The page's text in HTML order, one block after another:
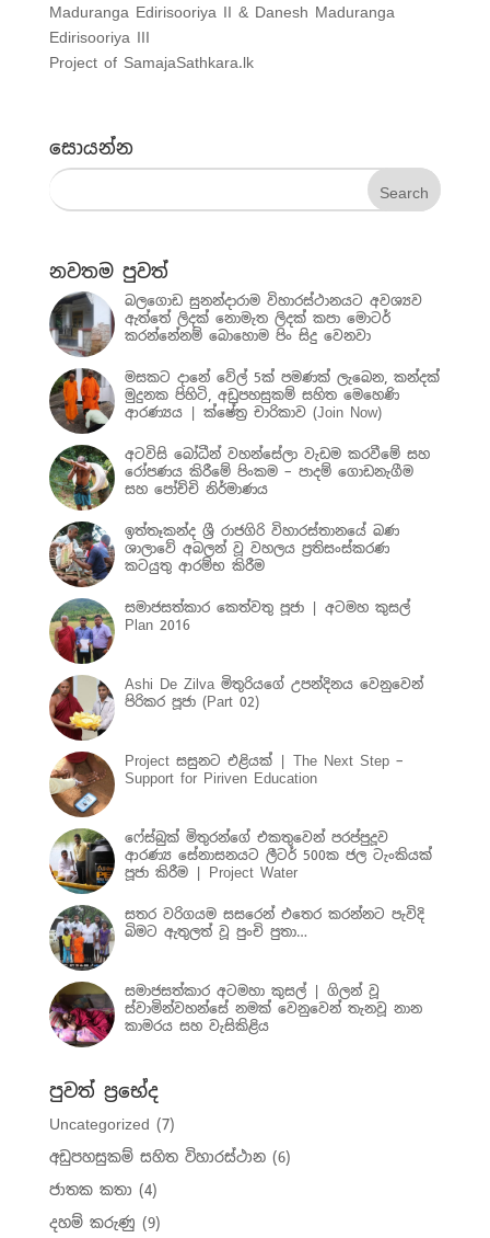
Maduranga Edirisooriya II & Danesh Maduranga
Edirisooriya III
Project of SamajaSathkara.lk
සොයන්න
නවතම පුවත්
බලගොඩ සුනන්දාරාම විහාරස්ථානයට අවශ්‍යව
ඇත්තේ ලිදක් නොමැත ලිදක් කපා මොටර්
කරන්නේනම් බොහොම පිං සිදු වෙනවා
මසකට දානේ වේල් 5ක් පමණක් ලැබෙන, කන්දක්
මුදුනක පිහිටි, අඩුපහසුකම් සහිත මෙහෙණි
ආරණ්‍යය | ක්ෂේත්‍ර චාරිකාව (Join Now)
අටවිසි බෝධීන් වහන්සේලා වැඩම කරවීමේ සහ
රෝපණය කිරීමේ පිංකම – පාදම් ගොඩනැගීම
සහ පෝච්චි නිර්මාණය
ඉත්තෑකන්ද ශ්‍රී රාජගිරි විහාරස්තානයේ බණ
ශාලාවේ අබලන් වූ වහලය ප්‍රතිසංස්කරණ
කටයුතු ආරම්භ කිරීම
සමාජසත්කාර කෙත්වතු පූජා | අටමහ කුසල්
Plan 2016
Ashi De Zilva මිතුරියගේ උපන්දිනය වෙනුවෙන්
පිරිකර පූජා (Part 02)
Project සසුනට එළියක් | The Next Step –
Support for Piriven Education
ෆේස්බුක් මිතුරන්ගේ එකතුවෙන් පරප්පුදූව
ආරණ්‍ය සේනාසනයට ලීටර් 500ක ජල ටැංකියක්
පූජා කිරීම | Project Water
සතර වරිගයම සසරෙන් එතෙර කරන්නට පැවිදි
බිමට ඇතුලත් වූ පුංචි පුතා…
සමාජසත්කාර අටමහා කුසල් | ගිලන් වූ
ස්වාමින්වහන්සේ නමක් වෙනුවෙන් තැනවූ නාන
කාමරය සහ වැසිකිළිය
පුවත් ප්‍රභේද
Uncategorized (7)
අඩුපහසුකම් සහිත විහාරස්ථාන(6)
ජාතක කතා (4)
දහම් කරුණු (9)